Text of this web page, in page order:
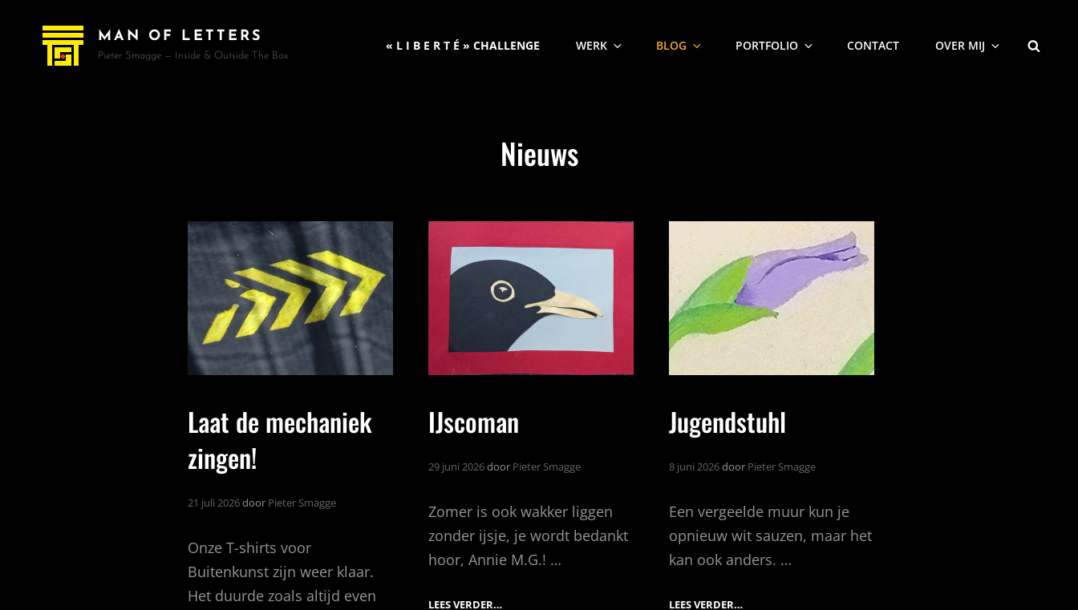
MAN OF LETTERS
Pieter Smagge — Inside & Outside The Box
« L I B E R T É » CHALLENGE WERK BLOG PORTFOLIO CONTACT OVER MIJ
Nieuws
Laat de mechaniek
zingen!
21 juli 2026door Pieter Smagge
Onze T-shirts voor
Buitenkunst zijn weer klaar.
Het duurde zoals altijd even
IJscoman
29 juni 2026door Pieter Smagge
Zomer is ook wakker liggen
zonder ijsje, je wordt bedankt
hoor, Annie M.G.! …
LEES VERDER…IJSCOMAN
Jugendstuhl
8 juni 2026door Pieter Smagge
Een vergeelde muur kun je
opnieuw wit sauzen, maar het
kan ook anders. …
LEES VERDER…JUGENDSTUHL